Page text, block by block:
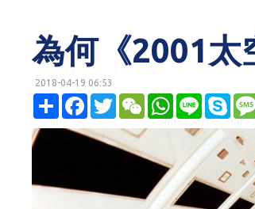
為何《2001太
2018-04-19 06:53
分
享
F
a
c
e
k
T
w
i
t
t
W
C
a
t
W
h
a
A
p
p
L
n
e
S
y
p